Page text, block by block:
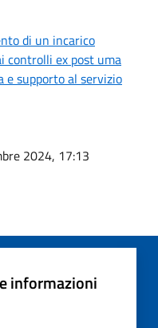
di un incarico
controlli ex post uma
e supporto al servizio
2024, 17:13
informazioni